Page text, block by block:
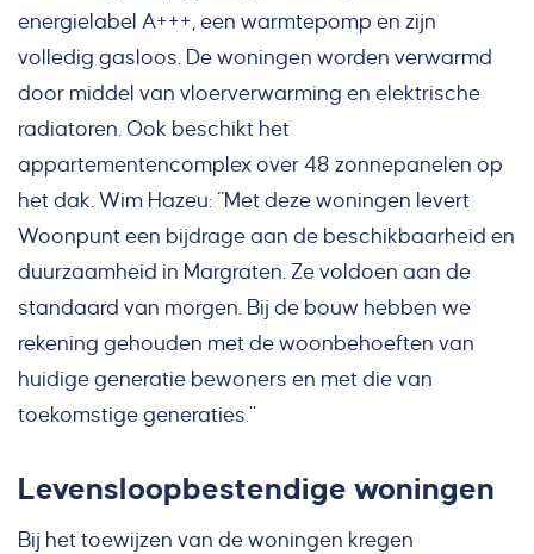
energielabel A+++, een warmtepomp en zijn
volledig gasloos. De woningen worden verwarmd
door middel van vloerverwarming en elektrische
radiatoren. Ook beschikt het
appartementencomplex over 48 zonnepanelen op
het dak. Wim Hazeu: “Met deze woningen levert
Woonpunt een bijdrage aan de beschikbaarheid en
duurzaamheid in Margraten. Ze voldoen aan de
standaard van morgen. Bij de bouw hebben we
rekening gehouden met de woonbehoeften van
huidige generatie bewoners en met die van
toekomstige generaties.”
Levensloopbestendige woningen
Bij het toewijzen van de woningen kregen